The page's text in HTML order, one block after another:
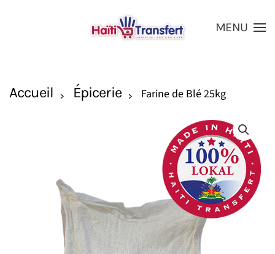
Skip to main content
MENU
Accueil Épicerie Farine de Blé 25kg